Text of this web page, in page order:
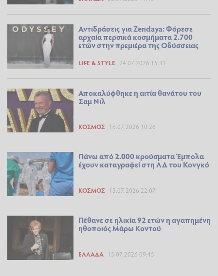
Αντιδράσεις για Zendaya: Φόρεσε
αρχαία περσικά κοσμήματα 2.700
ετών στην πρεμιέρα της Οδύσσειας
LIFE & STYLE 24.07.2026 15:31
Αποκαλύφθηκε η αιτία θανάτου του
Σαμ Νιλ
ΚΌΣΜΟΣ 16.07.2026 10:26
Πάνω από 2.000 κρούσματα Έμπολα
έχουν καταγραφεί στη ΛΔ του Κονγκό
ΚΌΣΜΟΣ 15.07.2026 22:07
Πέθανε σε ηλικία 92 ετών η αγαπημένη
ηθοποιός Μάρω Κοντού
ΕΛΛΆΔΑ 15.07.2026 09:45